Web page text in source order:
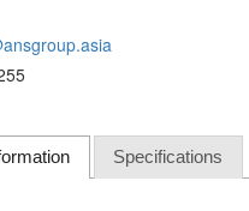
Foam- IT
Specifications